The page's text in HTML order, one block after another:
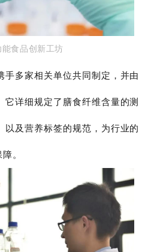
能食品创新工坊
手多家相关单位共同制定，并由
它详细规定了膳食纤维含量的测
以及营养标签的规范，为行业的
。